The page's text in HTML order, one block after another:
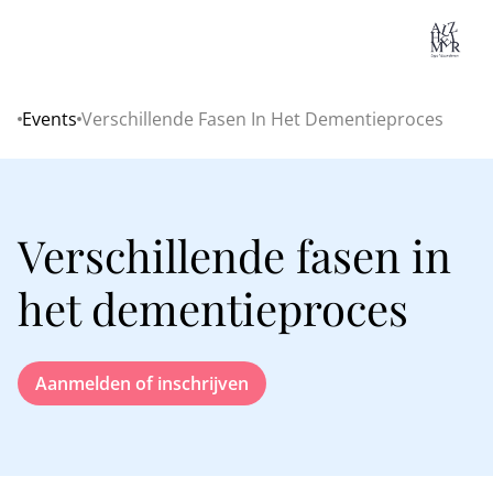
Home
Events Verschillende Fasen In Het Dementieproces
Verschillende fasen in
het dementieproces
Aanmelden of inschrijven